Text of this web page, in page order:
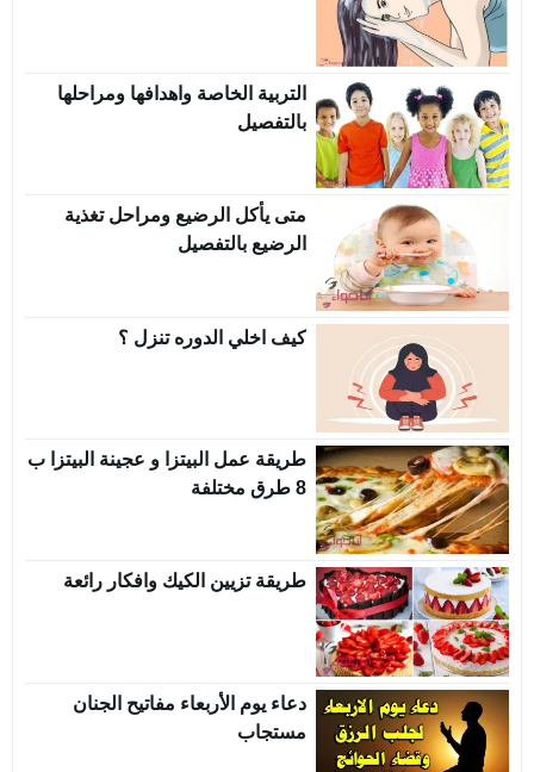
التربية الخاصة واهدافها ومراحلها
بالتفصيل
متى يأكل الرضيع ومراحل تغذية
الرضيع بالتفصيل
كيف اخلي الدوره تنزل ؟
طريقة عمل البيتزا و عجينة البيتزا ب
8 طرق مختلفة
طريقة تزيين الكيك وافكار رائعة
دعاء يوم الأربعاء مفاتيح الجنان
مستجاب